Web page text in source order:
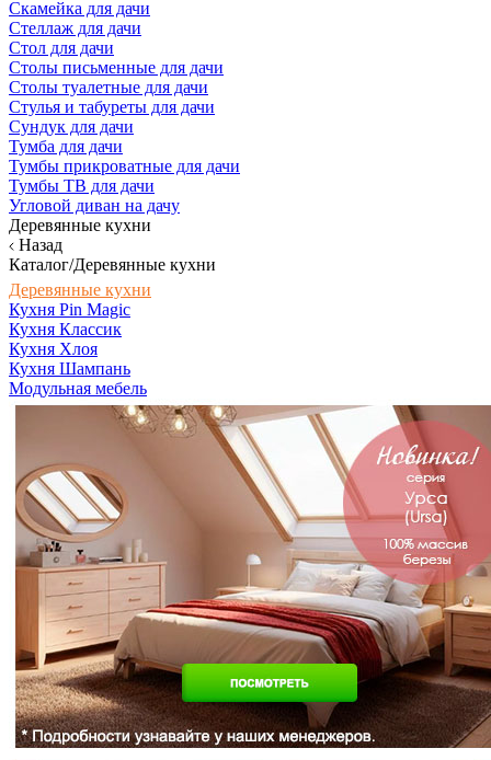
Скамейка для дачи
Стеллаж для дачи
Стол для дачи
Столы письменные для дачи
Столы туалетные для дачи
Стулья и табуреты для дачи
Сундук для дачи
Тумба для дачи
Тумбы прикроватные для дачи
Тумбы ТВ для дачи
Угловой диван на дачу
Деревянные кухни
Назад
Каталог/Деревянные кухни
Деревянные кухни
Кухня Pin Magic
Кухня Классик
Кухня Хлоя
Кухня Шампань
Модульная мебель